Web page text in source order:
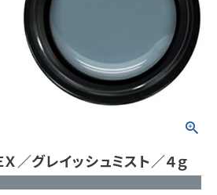
person 新規会員登録
／グレイッシュミスト／４ｇ